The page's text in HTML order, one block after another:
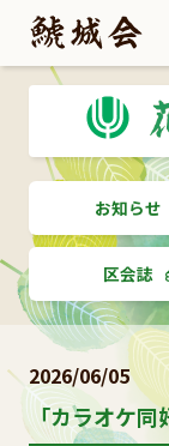
お知らせ
区会誌
2026/06/05
「カラオケ同